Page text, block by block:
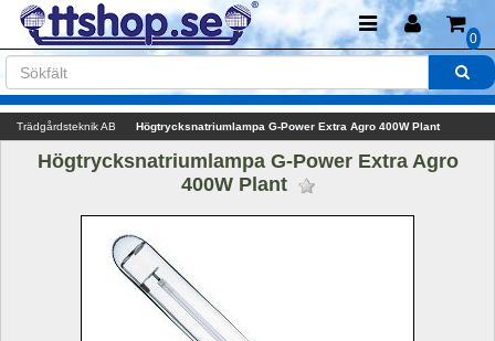
0
Trädgårdsteknik AB Högtrycksnatriumlampa G-Power Extra Agro 400W Plant
Högtrycksnatriumlampa G-Power Extra Agro
400W Plant